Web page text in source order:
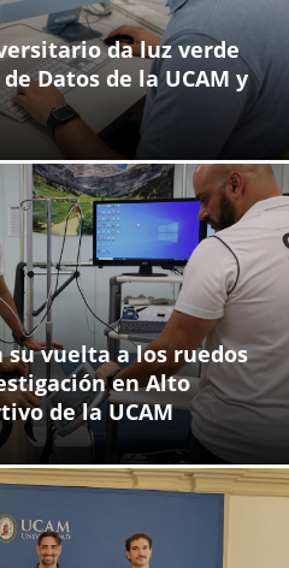
da luz verde
Datos de la UCAM y
su vuelta a los ruedos
en Alto
de la UCAM